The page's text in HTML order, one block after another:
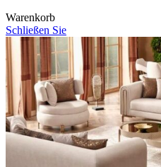
Warenkorb
Schließen Sie